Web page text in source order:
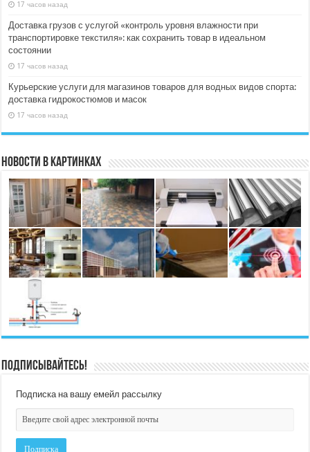
17 часов назад
Доставка грузов с услугой «контроль уровня влажности при
транспортировке текстиля»: как сохранить товар в идеальном
состоянии
17 часов назад
Курьерские услуги для магазинов товаров для водных видов спорта:
доставка гидрокостюмов и масок
17 часов назад
Новости в картинках
Подписывайтесь!
Подписка на вашу емейл рассылку